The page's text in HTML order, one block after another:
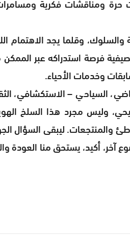
وقلما يجد الاهتمام
فرصة استدراكه عبر
وخدمات الأحياء.
السياحي – الاستكشافي،
وليس مجرد هذا السلخ
والمنتجعات. ليبقى السؤال
آخر، أكيد، يستحق منا العودة